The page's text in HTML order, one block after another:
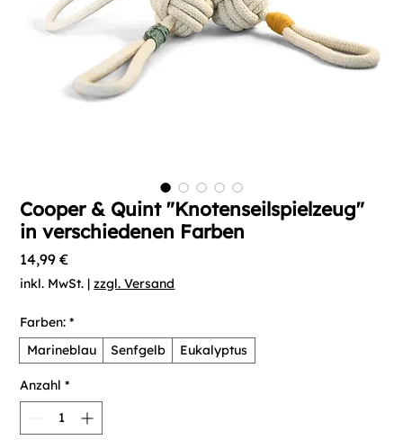
Cooper & Quint "Knotenseilspielzeug"
in verschiedenen Farben
14,99 €Preis
inkl. MwSt. |zzgl. Versand
Farben: *
Marineblau
Senfgelb Eukalyptus
Anzahl *